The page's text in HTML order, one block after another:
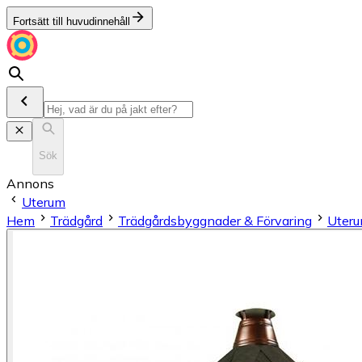
Fortsätt till huvudinnehåll
Sök
Annons
Uterum
Hem
Trädgård Trädgårdsbyggnader & Förvaring